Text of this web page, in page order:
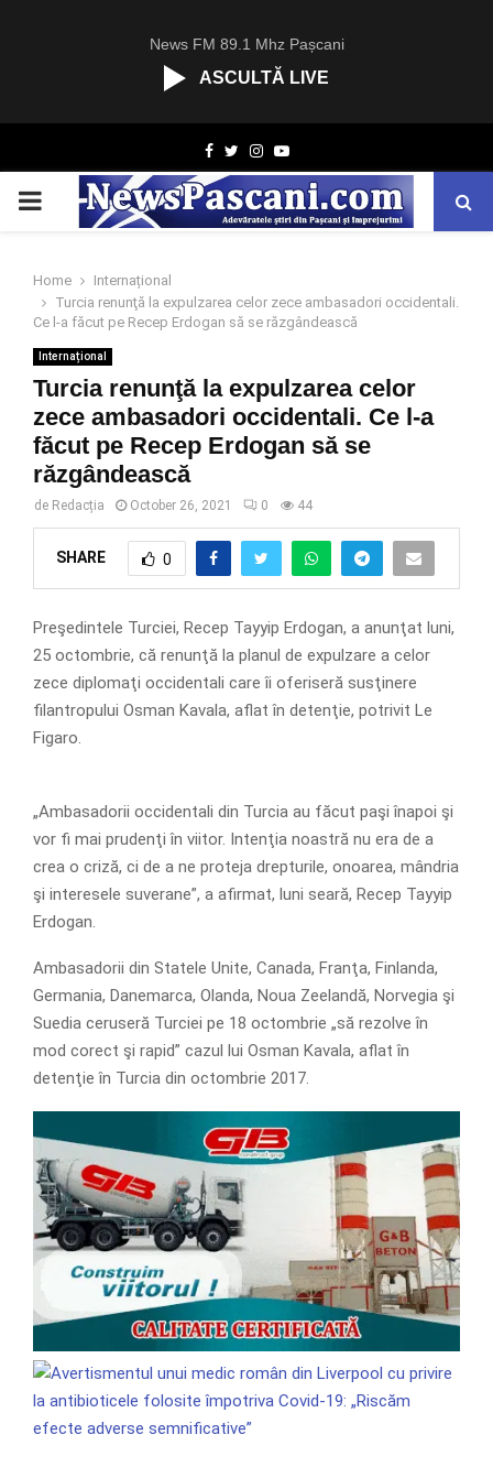
News FM 89.1 Mhz Pașcani
ASCULTĂ LIVE
Facebook
TwitterInstagram
Youtube
PRIMARY
Home
Internațional
Turcia renunţă la expulzarea celor zece ambasadori occidentali.
Ce l-a făcut pe Recep Erdogan să se răzgândească
Internațional
Turcia renunţă la expulzarea celor
zece ambasadori occidentali. Ce l-a
făcut pe Recep Erdogan să se
răzgândească
de Redacția October 26, 2021 0 44
SHARE 0
Preşedintele Turciei, Recep Tayyip Erdogan, a anunţat luni,
25 octombrie, că renunţă la planul de expulzare a celor
zece diplomaţi occidentali care îi oferiseră susţinere
filantropului Osman Kavala, aflat în detenţie, potrivit Le
Figaro.
„Ambasadorii occidentali din Turcia au făcut paşi înapoi şi
vor fi mai prudenţi în viitor. Intenţia noastră nu era de a
crea o criză, ci de a ne proteja drepturile, onoarea, mândria
şi interesele suverane”, a afirmat, luni seară, Recep Tayyip
Erdogan.
Ambasadorii din Statele Unite, Canada, Franţa, Finlanda,
Germania, Danemarca, Olanda, Noua Zeelandă, Norvegia şi
Suedia ceruseră Turciei pe 18 octombrie „să rezolve în
mod corect şi rapid” cazul lui Osman Kavala, aflat în
detenţie în Turcia din octombrie 2017.